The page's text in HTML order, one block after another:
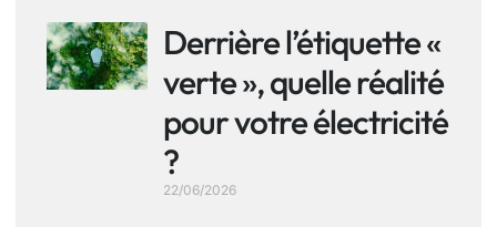
Derrière l’étiquette «
verte », quelle réalité
pour votre électricité
?
22/06/2026